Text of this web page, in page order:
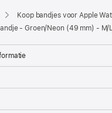
Koop bandjes voor Apple
- Groen/Neon (49 mm) - M/